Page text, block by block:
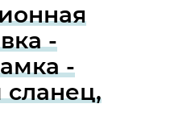
-
-
сланец,